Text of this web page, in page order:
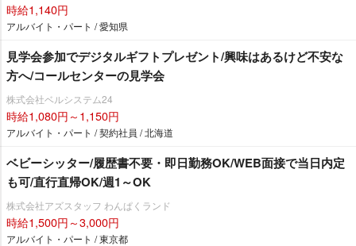
時給1,140円
アルバイト・パート / 愛知県
見学会参加でデジタルギフトプレゼント/興味はあるけど不安な
方へ/コールセンターの見学会
株式会社ベルシステム24
時給1,080円～1,150円
アルバイト・パート / 契約社員 / 北海道
ベビーシッター/履歴書不要・即日勤務OK/WEB面接で当日内定
も可/直行直帰OK/週1～OK
株式会社アズスタッフ わんぱくランド
時給1,500円～3,000円
アルバイト・パート / 東京都